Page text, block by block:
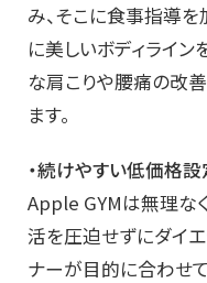
み、そこに食事指導を
に美しいボディライン
な肩こりや腰痛の改
ます。
・続けやすい低価格設
Apple GYMは無理な
活を圧迫せずにダイエ
ナーが目的に合わせ